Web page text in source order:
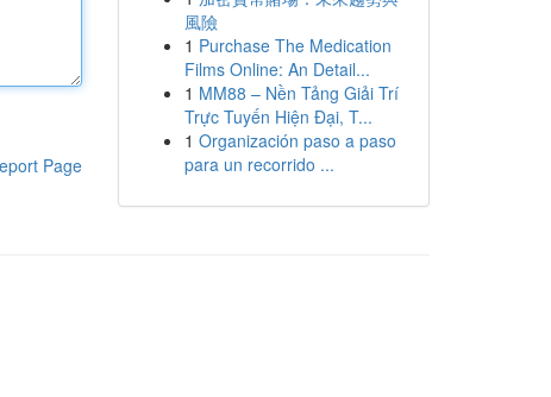
Page
風險
1 Purchase The Medication
Films Online: An Detail...
1 MM88 – Nền Tảng Giải Trí
Trực Tuyến Hiện Đại, T...
1 Organización paso a paso
para un recorrido ...